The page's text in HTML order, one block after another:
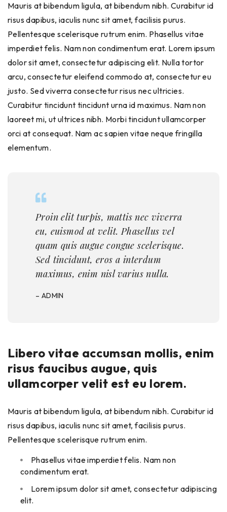
Mauris at bibendum ligula, at bibendum nibh. Curabitur id
risus dapibus, iaculis nunc sit amet, facilisis purus.
Pellentesque scelerisque rutrum enim. Phasellus vitae
imperdiet felis. Nam non condimentum erat. Lorem ipsum
dolor sit amet, consectetur adipiscing elit. Nulla tortor
arcu, consectetur eleifend commodo at, consectetur eu
justo. Sed viverra consectetur risus nec ultricies.
Curabitur tincidunt tincidunt urna id maximus. Nam non
laoreet mi, ut ultrices nibh. Morbi tincidunt ullamcorper
orci at consequat. Nam ac sapien vitae neque fringilla
elementum.
Proin elit turpis, mattis nec viverra
eu, euismod at velit. Phasellus vel
quam quis augue congue scelerisque.
Sed tincidunt, eros a interdum
maximus, enim nisl varius nulla.
– ADMIN
Libero vitae accumsan mollis, enim
risus faucibus augue, quis
ullamcorper velit est eu lorem.
Mauris at bibendum ligula, at bibendum nibh. Curabitur id
risus dapibus, iaculis nunc sit amet, facilisis purus.
Pellentesque scelerisque rutrum enim.
Phasellus vitae imperdiet felis. Nam non
condimentum erat.
Lorem ipsum dolor sit amet, consectetur adipiscing
elit.